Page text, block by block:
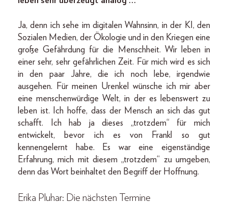
Ja, denn ich sehe im digitalen Wahnsinn, in der KI, den
Sozialen Medien, der Ökologie und in den Kriegen eine
große Gefährdung für die Menschheit. Wir leben in
einer sehr, sehr gefährlichen Zeit. Für mich wird es sich
in den paar Jahre, die ich noch lebe, irgendwie
ausgehen. Für meinen Urenkel wünsche ich mir aber
eine menschenwürdige Welt, in der es lebenswert zu
leben ist. Ich hoffe, dass der Mensch an sich das gut
schafft. Ich hab ja dieses „trotzdem“ für mich
entwickelt, bevor ich es von Frankl so gut
kennengelernt habe. Es war eine eigenständige
Erfahrung, mich mit diesem „trotzdem“ zu umgeben,
denn das Wort beinhaltet den Begriff der Hoffnung.
Erika Pluhar: Die nächsten Termine